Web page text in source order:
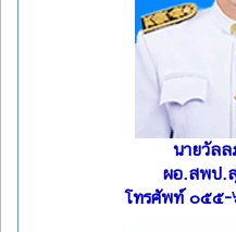
นายวัล
ผอ.สพป.
โทรศัพท์ ๐๕๕